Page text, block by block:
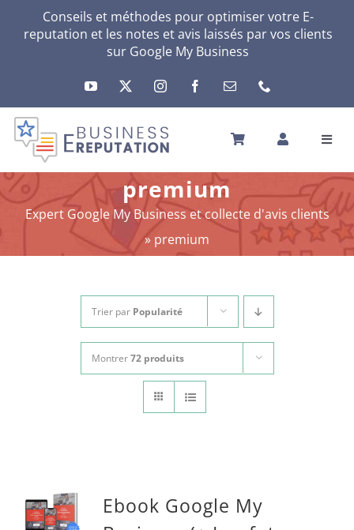
Conseils et méthodes pour optimiser votre E-
reputation et les notes et avis laissés par vos clients
sur Google My Business
ACCUEIL
VOTRE E-RÉPUTATION
VOTRE ACTIVITÉ
MES SERVICES
A PROPOS
Français
premium
Expert Google My Business et collecte d'avis clients
» premium
Trier par Popularité
Montrer72 produits
Ebook Google My